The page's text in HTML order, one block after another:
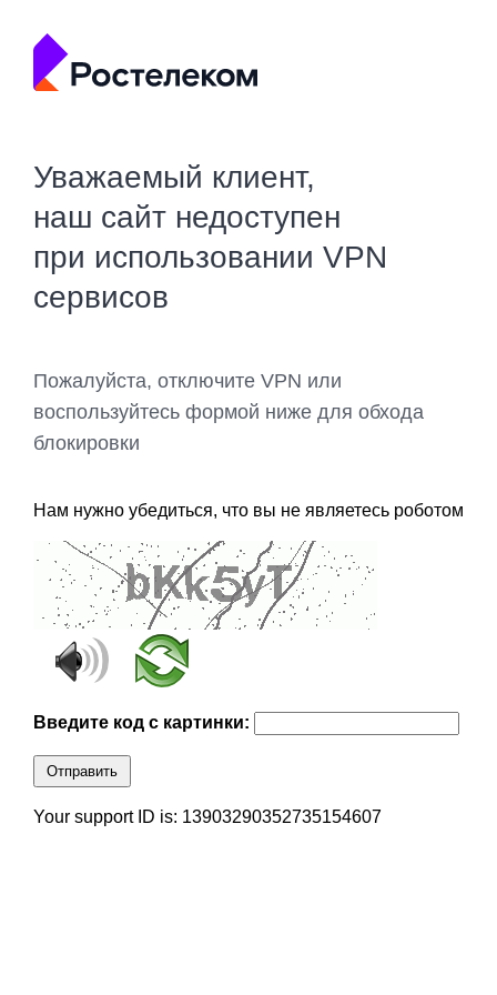
Уважаемый клиент,
наш сайт недоступен
при использовании VPN
сервисов
Пожалуйста, отключите VPN или
воспользуйтесь формой ниже для обхода
блокировки
Нам нужно убедиться, что вы не являетесь роботом
Введите код с картинки:
Отправить
Your support ID is: 13903290352735154607